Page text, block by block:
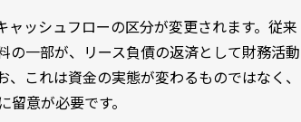
ッシュフローの区分が変更されます。従来
一部が、リース負債の返済として財務活動
これは資金の実態が変わるものではなく、
意が必要です。